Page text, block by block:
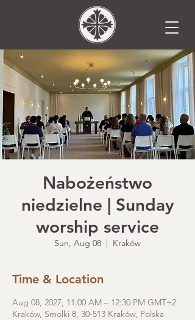
Nabożeństwo
niedzielne | Sunday
worship service
Sun, Aug 08
  |
Kraków
Time & Location
Aug 08, 2027, 11:00 AM – 12:30 PM GMT+2
Kraków, Smolki 8, 30-513 Kraków, Polska